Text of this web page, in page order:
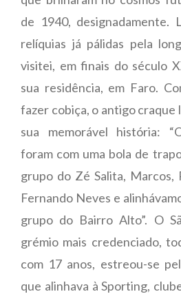
de 1940, designadamente.
relíquias já pálidas pela
visitei, em finais do século
sua residência, em Faro.
fazer cobiça, o antigo craque
sua memorável história:
foram com uma bola de
grupo do Zé Salita, Marcos,
Fernando Neves e
grupo do Bairro Alto”. O
grémio mais credenciado,
com 17 anos, estreou-se
que alinhava à Sporting,